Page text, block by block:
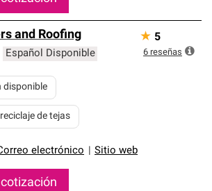
and Roofing
Español Disponible
electrónico Sitio web
disponible
de tejas
★ 5
6 reseñas